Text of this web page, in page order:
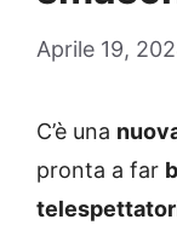
Aprile 19,
C’è una
pronta a far